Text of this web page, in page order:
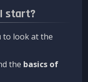
start?
to look at the
the basics of